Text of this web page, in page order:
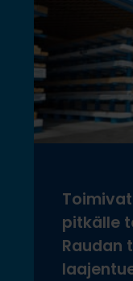
pitkälle
Raudan